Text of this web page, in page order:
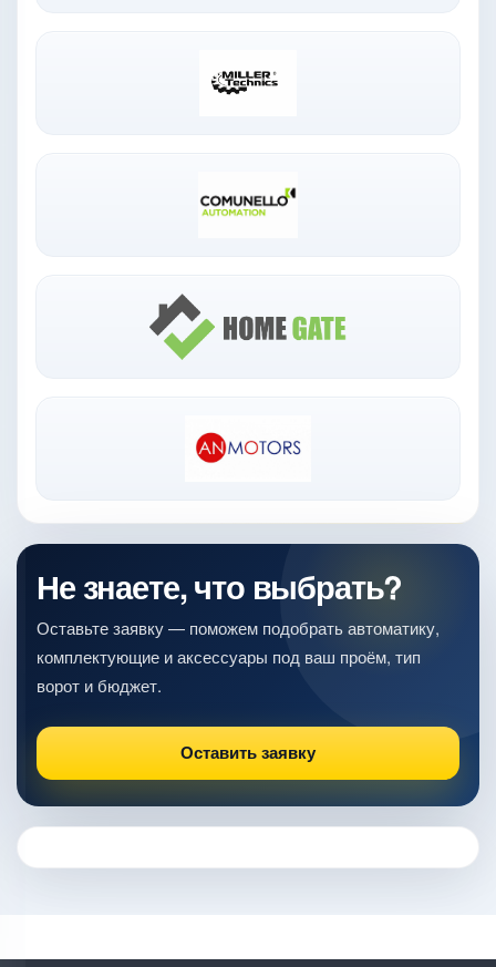
Не знаете, что выбрать?
Оставьте заявку — поможем подобрать автоматику,
комплектующие и аксессуары под ваш проём, тип
ворот и бюджет.
Оставить заявку